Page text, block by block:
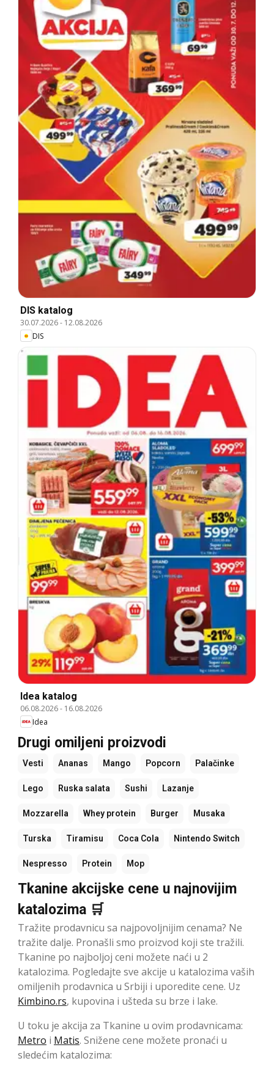
DIS katalog
30.07.2026- 12.08.2026
DIS
Idea katalog
06.08.2026- 16.08.2026
Idea
Drugi omiljeni proizvodi
Vesti Ananas Mango Popcorn Palačinke
Lego Ruska salata Sushi Lazanje
Mozzarella Whey protein Burger Musaka
Turska Tiramisu Coca Cola Nintendo Switch
Nespresso Protein Mop
Tkanine akcijske cene u najnovijim
katalozima 🛒
Tražite prodavnicu sa najpovoljnijim cenama? Ne
tražite dalje. Pronašli smo proizvod koji ste tražili.
Tkanine po najboljoj ceni možete naći u 2
katalozima. Pogledajte sve akcije u katalozima vaših
omiljenih prodavnica u Srbiji i uporedite cene. Uz
Kimbino.rs, kupovina i ušteda su brze i lake.
U toku je akcija za Tkanine u ovim prodavnicama:
Metro i Matis. Snižene cene možete pronaći u
sledećim katalozima: